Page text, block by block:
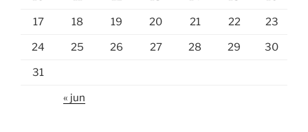
17 18 19 20 21 22 23
24 25 26 27 28 29 30
31
« jun